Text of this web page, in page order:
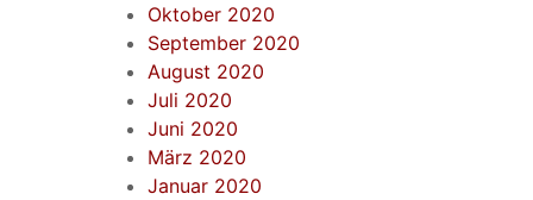
Oktober 2020
September 2020
August 2020
Juli 2020
Juni 2020
März 2020
Januar 2020